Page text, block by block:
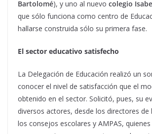
Bartolomé), y uno al nuevo colegio
que sólo funciona como centro de
hallarse construida sólo su primera fase.
El sector educativo satisfecho
La Delegación de Educación realizó un
conocer el nivel de satisfacción que el
obtenido en el sector. Solicitó, pues, su
diversos actores, desde los directores de
los consejos escolares y AMPAS,